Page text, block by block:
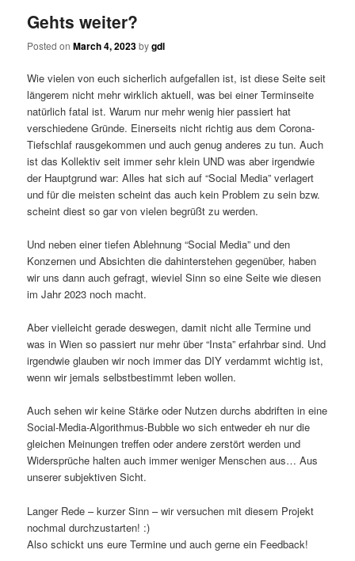
Gehts weiter?
Posted onMarch 4, 2023bygdl
Wie vielen von euch sicherlich aufgefallen ist, ist diese Seite seit
längerem nicht mehr wirklich aktuell, was bei einer Terminseite
natürlich fatal ist. Warum nur mehr wenig hier passiert hat
verschiedene Gründe. Einerseits nicht richtig aus dem Corona-
Tiefschlaf rausgekommen und auch genug anderes zu tun. Auch
ist das Kollektiv seit immer sehr klein UND was aber irgendwie
der Hauptgrund war: Alles hat sich auf “Social Media” verlagert
und für die meisten scheint das auch kein Problem zu sein bzw.
scheint diest so gar von vielen begrüßt zu werden.
Und neben einer tiefen Ablehnung “Social Media” und den
Konzernen und Absichten die dahinterstehen gegenüber, haben
wir uns dann auch gefragt, wieviel Sinn so eine Seite wie diesen
im Jahr 2023 noch macht.
Aber vielleicht gerade deswegen, damit nicht alle Termine und
was in Wien so passiert nur mehr über “Insta” erfahrbar sind. Und
irgendwie glauben wir noch immer das DIY verdammt wichtig ist,
wenn wir jemals selbstbestimmt leben wollen.
Auch sehen wir keine Stärke oder Nutzen durchs abdriften in eine
Social-Media-Algorithmus-Bubble wo sich entweder eh nur die
gleichen Meinungen treffen oder andere zerstört werden und
Widersprüche halten auch immer weniger Menschen aus… Aus
unserer subjektiven Sicht.
Langer Rede – kurzer Sinn – wir versuchen mit diesem Projekt
nochmal durchzustarten! :)
Also schickt uns eure Termine und auch gerne ein Feedback!